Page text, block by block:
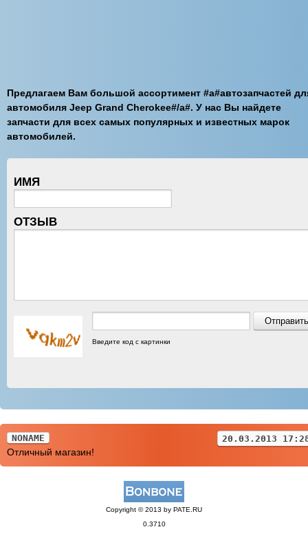
Предлагаем Вам большой ассортимент #a#автозапчастей
автомобиля Jeep Grand Cherokee#/a#. У нас Вы найдете
запчасти для всех самых популярных и известных марок
автомобилей.
ИМЯ
ОТЗЫВ
Введите код с картинки
NONAME 20.03.2013
Отличный магазин!
Copyright © 2013 by PATE.RU
0.3710